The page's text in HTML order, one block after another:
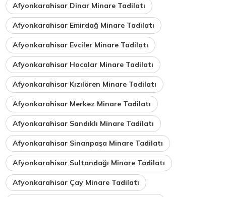
Afyonkarahisar Dinar Minare Tadilatı
Afyonkarahisar Emirdağ Minare Tadilatı
Afyonkarahisar Evciler Minare Tadilatı
Afyonkarahisar Hocalar Minare Tadilatı
Afyonkarahisar Kızılören Minare Tadilatı
Afyonkarahisar Merkez Minare Tadilatı
Afyonkarahisar Sandıklı Minare Tadilatı
Afyonkarahisar Sinanpaşa Minare Tadilatı
Afyonkarahisar Sultandağı Minare Tadilatı
Afyonkarahisar Çay Minare Tadilatı